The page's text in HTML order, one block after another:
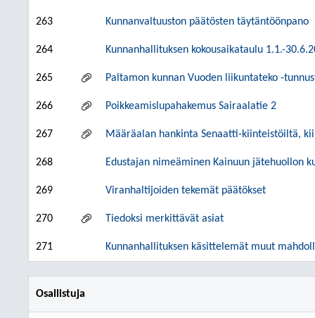
263 Kunnanvaltuuston päätösten täytäntöönpano
264 Kunnanhallituksen kokousaikataulu 1.1.-
265 Paltamon kunnan Vuoden liikuntateko -
266 Poikkeamislupahakemus Sairaalatie 2
267 Määräalan hankinta Senaatti-kiinteistöiltä,
268 Edustajan nimeäminen Kainuun jätehuollon
269 Viranhaltijoiden tekemät päätökset
270 Tiedoksi merkittävät asiat
271 Kunnanhallituksen käsittelemät muut
Osallistuja